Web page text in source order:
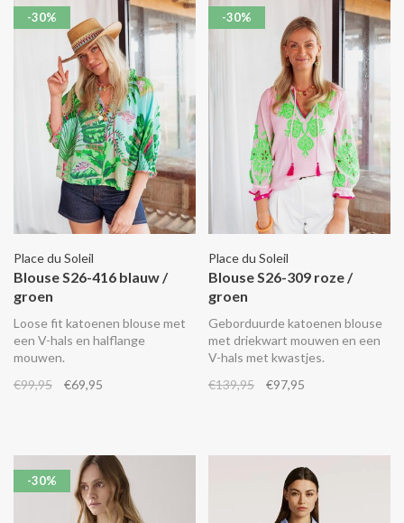
-30%
Place du Soleil
Blouse S26-416 blauw /
groen
Loose fit katoenen blouse met
een V-hals en halflange
mouwen.
€99,95
€69,95
-30%
Place du Soleil
Blouse S26-309 roze /
groen
Geborduurde katoenen blouse
met driekwart mouwen en een
V-hals met kwastjes.
€139,95
€97,95
-30%